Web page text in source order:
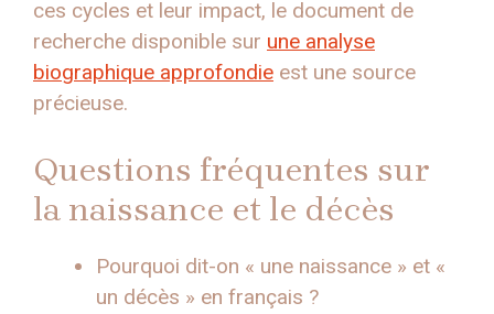
ces cycles et leur impact, le document de
recherche disponible sur une analyse
biographique approfondie est une source
précieuse.
Questions fréquentes sur
la naissance et le décès
Pourquoi dit-on « une naissance » et «
un décès » en français ?